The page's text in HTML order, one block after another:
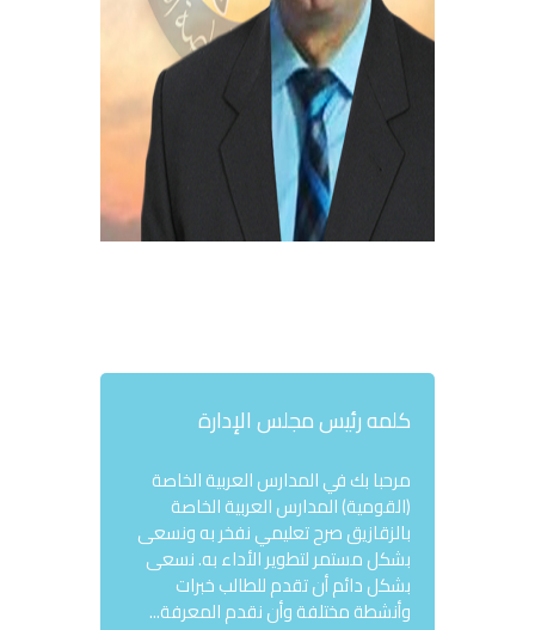
كلمه رئيس مجلس الإدارة
مرحبا بك في المدارس العربية الخاصة
(القومية) المدارس العربية الخاصة
بالزقازيق صرح تعليمي نفخر به ونسعى
بشكل مستمر لتطوير الأداء به. نسعى
بشكل دائم أن تقدم للطالب خبرات
وأنشطة مختلفة وأن نقدم المعرفة...